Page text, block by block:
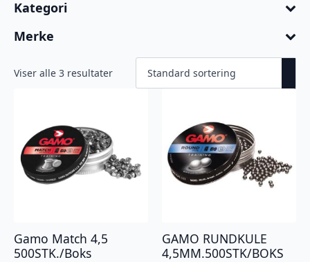
Kategori
Merke
Viser alle 3 resultater
Gamo Match 4,5
500STK./Boks
GAMO RUNDKULE
4,5MM.500STK/BOKS